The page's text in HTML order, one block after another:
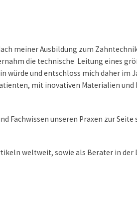
meiner Ausbildung zum
die technische Leitung eines
und entschloss mich daher im
mit inovativen Materialien
Fachwissen unseren Praxen zur
weltweit, sowie als Berater in der